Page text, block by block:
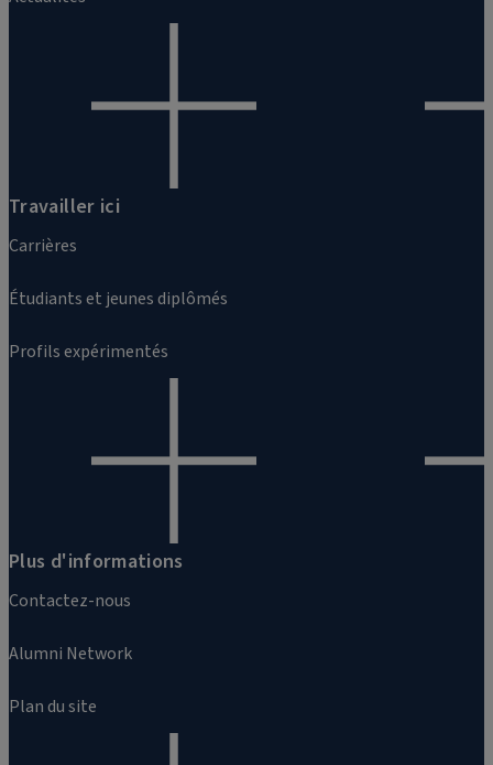
Travailler ici
Carrières
Étudiants et jeunes diplômés
Profils expérimentés
Plus d'informations
Contactez-nous
Alumni Network
Plan du site